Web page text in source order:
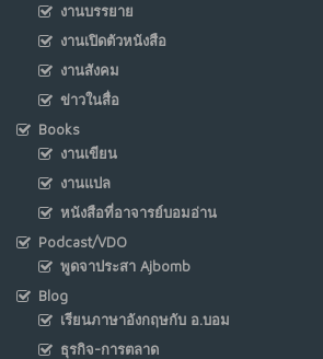
งานบรรยาย
งานเปิดตัวหนังสือ
งานสังคม
ข่าวในสื่อ
Books
งานเขียน
งานแปล
หนังสือที่อาจารย์บอมอ่าน
Podcast/VDO
พูดจาประสา Ajbomb
Blog
เรียนภาษาอังกฤษกับ อ.บอม
ธุรกิจ-การตลาด